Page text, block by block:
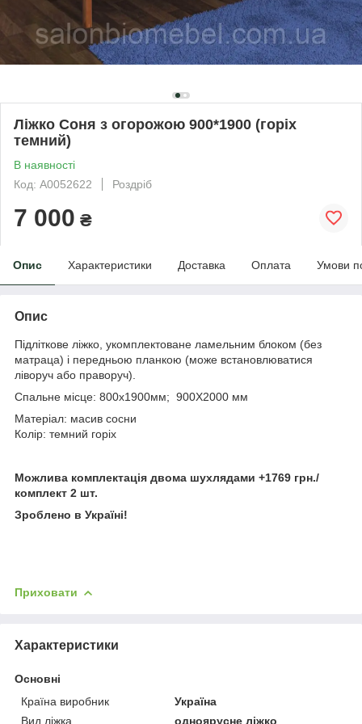
Ліжко Соня з огорожою 900*1900 (горіх
темний)
В наявності
Код: А0052622
Роздріб
7 000 ₴
Опис Характеристики Доставка Оплата Умови
Опис
Підліткове ліжко, укомплектоване ламельним блоком (без
матраца) і передньою планкою (може встановлюватися
ліворуч або праворуч).
Спальне місце: 800х1900мм; 900Х2000 мм
Матеріал: масив сосни
Колір: темний горіх
Можлива комплектація двома шухлядами +1769 грн./
комплект 2 шт.
Зроблено в Україні!
Приховати
Характеристики
Основні
Країна виробник
Україна
Вид ліжка
одноярусне ліжко